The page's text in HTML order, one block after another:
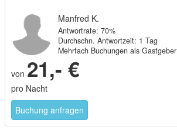
Manfred K.
Antwortrate: 70%
Durchschn. Antwortzeit: 1 Tag
Mehrfach Buchungen als Gastgeber
von 21,- €
pro Nacht
Buchung anfragen